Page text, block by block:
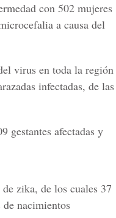
con 502 mujeres
a causa del
virus en toda la región
infectadas, de las
gestantes afectadas y
zika, de los cuales 37
de nacimientos